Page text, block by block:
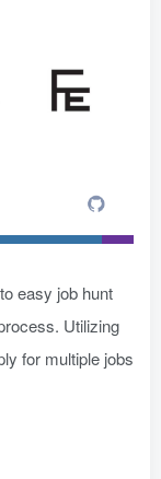
easy job hunt
Utilizing
for multiple jobs